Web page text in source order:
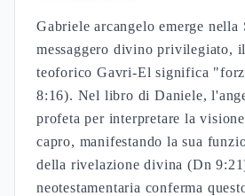
Gabriele arcangelo emerge nella
messaggero divino privilegiato,
teoforico Gavri-El significa
8:16). Nel libro di Daniele,
profeta per interpretare la
capro, manifestando la sua
della rivelazione divina (Dn
neotestamentaria conferma